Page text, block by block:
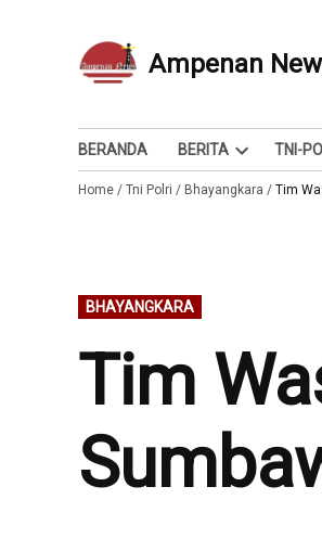
Ampenan
Berita dan Info
BERANDA BERITA
Open
dropdown
TNI-
Home / Tni Polri / Bhayangkara / Tim
POSTED
IN
BHAYANGKARA
Tim